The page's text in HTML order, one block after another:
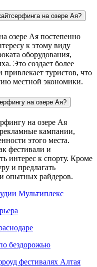
на озере Ая?
озере Ая постепенно
к этому виду
оборудования,
Это создает более
туристов, что
местной экономики.
на озере Ая?
на озере Ая
кампании,
этого места.
фестивали и
интерес к спорту. Кроме
и предлагать
опытных райдеров.
Мультиплекс
бездорожью
фестивалях Алтая